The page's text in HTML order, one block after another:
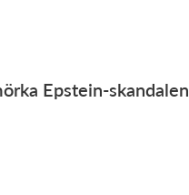
Epstein-skandalen